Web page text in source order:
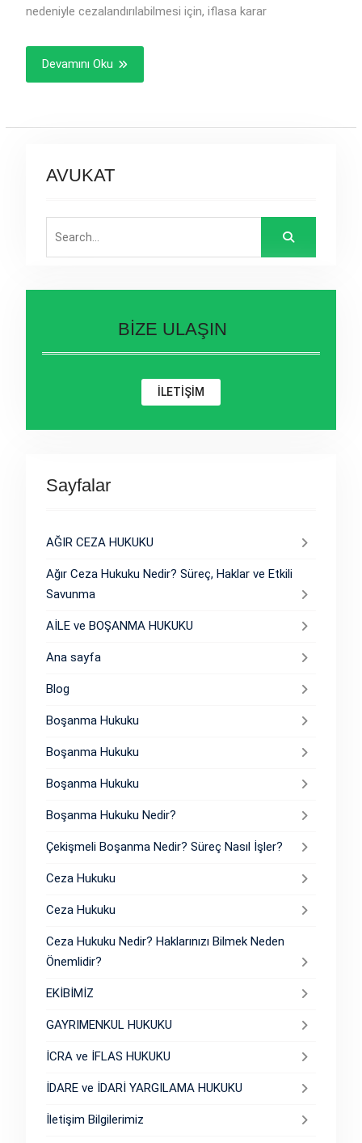
nedeniyle cezalandırılabilmesi için, iflasa karar
Devamını Oku
AVUKAT
for:
BİZE ULAŞIN
İLETİŞİM
Sayfalar
AĞIR CEZA HUKUKU
Ağır Ceza Hukuku Nedir? Süreç, Haklar ve Etkili
Savunma
AİLE ve BOŞANMA HUKUKU
Ana sayfa
Blog
Boşanma Hukuku
Boşanma Hukuku
Boşanma Hukuku
Boşanma Hukuku Nedir?
Çekişmeli Boşanma Nedir? Süreç Nasıl İşler?
Ceza Hukuku
Ceza Hukuku
Ceza Hukuku Nedir? Haklarınızı Bilmek Neden
Önemlidir?
EKİBİMİZ
GAYRIMENKUL HUKUKU
İCRA ve İFLAS HUKUKU
İDARE ve İDARİ YARGILAMA HUKUKU
İletişim Bilgilerimiz